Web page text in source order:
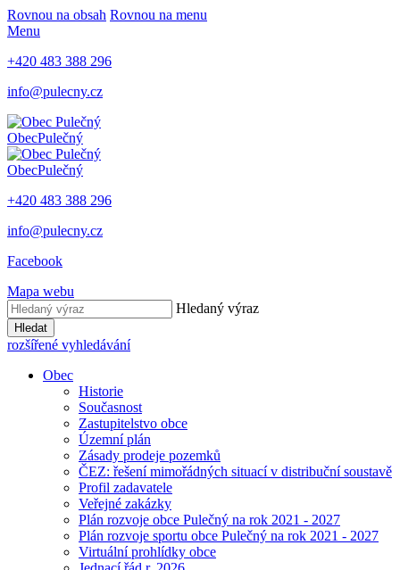
Rovnou na obsah Rovnou na menu
Menu
+420 483 388 296
info@pulecny.cz
ObecPulečný
ObecPulečný
+420 483 388 296
info@pulecny.cz
Facebook
Mapa webu
Hledaný výraz
Hledat
rozšířené vyhledávání
Obec
Historie
Současnost
Zastupitelstvo obce
Územní plán
Zásady prodeje pozemků
ČEZ: řešení mimořádných situací v distribuční soustavě
Profil zadavatele
Veřejné zakázky
Plán rozvoje obce Pulečný na rok 2021 - 2027
Plán rozvoje sportu obce Pulečný na rok 2021 - 2027
Virtuální prohlídky obce